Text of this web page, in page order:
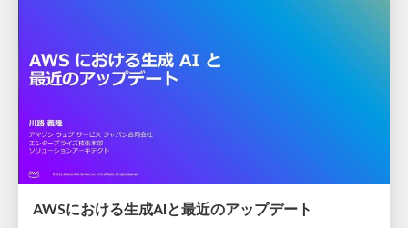
AWSにおける生成AIと最近のアップデート